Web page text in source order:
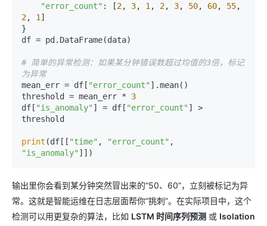
"error_count" : [2, 3, 1 , 2, 3, 50, 60, 55
2, 1 ]
}
df = pd.DataFrame(data)
# 简单的异常检测：如果某分钟错误数超过均值的3倍，标记
为异常
mean_err = df[ "error_count" ].mean()
threshold = mean_err * 3
df[ "is_anomaly" ] = df[ "error_count" ] >
threshold
print (df[[ "time" , "error_count"
"is_anomaly"
输出里你会看到某分钟突然冒出来的“50、60”，立刻被标记为异
常。这就是智能运维在日志层面帮你“挑刺”。在实际项目中，这个
检测可以用更复杂的算法，比如 LSTM 时间序列预测 或 Isolation